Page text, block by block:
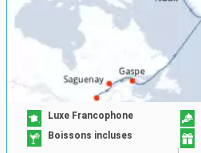
Luxe Francophone
Boissons incluses